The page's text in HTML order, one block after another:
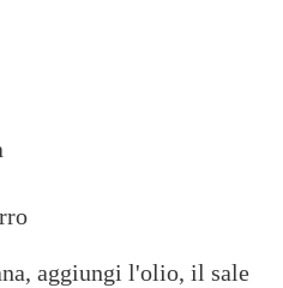
aggiungi l'olio, il sale